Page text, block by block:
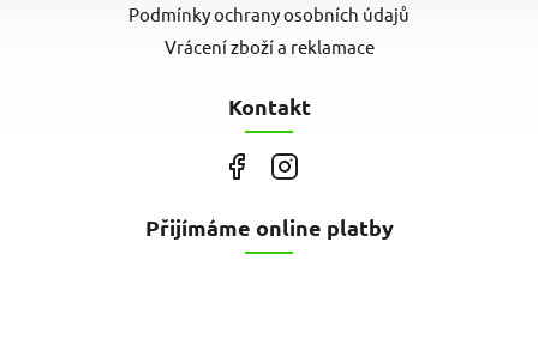
Podmínky ochrany osobních údajů
Vrácení zboží a reklamace
Kontakt
Přijímáme online platby